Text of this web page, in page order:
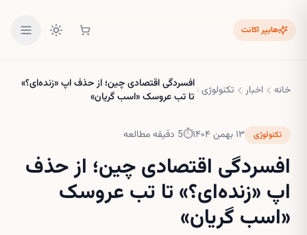
هایپر اکانت
خانه اخبار تکنولوژی افسردگی اقتصادی چین؛ از حذف اپ «زنده‌ای؟»
تا تب عروسک «اسب گریان»
تکنولوژی ۱۳ بهمن ۱۴۰۴ ⏱
5 دقیقه مطالعه
افسردگی اقتصادی چین؛ از حذف
اپ «زنده‌ای؟» تا تب عروسک
«اسب گریان»